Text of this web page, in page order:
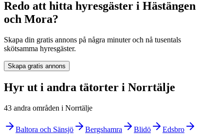
Redo att hitta hyresgäster i Hästängen
och Mora?
Skapa din gratis annons på några minuter och nå tusentals
skötsamma hyresgäster.
Skapa gratis annons
Hyr ut i andra tätorter i Norrtälje
43 andra områden i Norrtälje
Baltora och Sänsjö Bergshamra Blidö
Edsbro